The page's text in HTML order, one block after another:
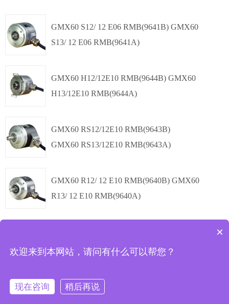
GMX60 S12/ 12 E06 RMB(9641B) GMX60
S13/ 12 E06 RMB(9641A)
modbus RTU 多圈绝对值
GMX60 H12/12E10 RMB(9644B) GMX60
H13/12E10 RMB(9644A)
modbus RTU 多圈绝对值
GMX60 RS12/12E10 RMB(9643B)
GMX60 RS13/12E10 RMB(9643A)
modbus RTU 多圈绝对值
GMX60 R12/ 12 E10 RMB(9640B) GMX60
R13/ 12 E10 RMB(9640A)
Copyright © 上海精浦机电有限公司
×
欢迎来到本网站，请问有什么可以帮您？
现在咨询 稍后再说